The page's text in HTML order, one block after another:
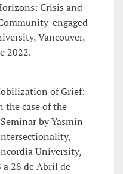
Crisis and
engaged
Vancouver,
2022.
of Grief:
case of the
by Yasmin
University,
a 28 de Abril de